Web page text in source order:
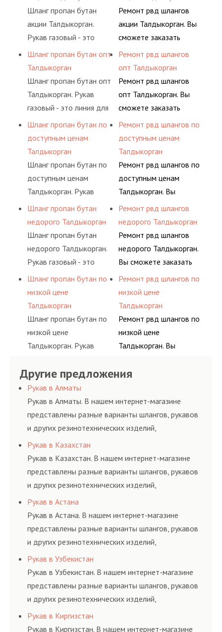
определенными
элементами системы.
различных типов
сжиженного газа
(кислород, аргон, метан,
ацетилен) между
определенными
элементами системы.
Шланг пропан бутан
акции Талдыкорган.
Рукав газовый - это
линия для подачи
сжатого воздуха и
различных типов
сжиженного газа
(кислород, аргон, метан,
ацетилен) между
определенными
элементами системы.
Шланг пропан бутан опт
Талдыкорган
Шланг пропан бутан опт
Талдыкорган. Рукав
газовый - это линия для
подачи сжатого
воздуха и различных
типов сжиженного газа
(кислород, аргон, метан,
пропан, бутан,
ацетилен) между
элементами системы.
Шланг пропан бутан по
доступным ценам
Талдыкорган
Шланг пропан бутан по
доступным ценам
Талдыкорган. Рукав
газовый - это линия для
подачи сжатого
воздуха и различных
типов сжиженного газа
(кислород, аргон, метан,
ацетилен) между
определенными
элементами системы.
Шланг пропан бутан
недорого Талдыкорган
Шланг пропан бутан
недорого Талдыкорган.
Рукав газовый - это
линия для подачи
сжатого воздуха и
различных типов
сжиженного газа
(кислород, аргон, метан,
пропан, бутан,
элементами системы.
Шланг пропан бутан по
низкой цене
Талдыкорган
Шланг пропан бутан по
низкой цене
Талдыкорган. Рукав
подачи сжатого
воздуха и различных
типов сжиженного газа
(кислород, аргон, метан,
пропан, бутан,
предприятия.
условиях
долговременного
комплексного
гидросистем Вашего
предприятия.
Ремонт рвд шлангов
акции Талдыкорган. Вы
сможете заказать
сервис РВД на разовой
основе либо на
условиях
долговременного
комплексного
гидросистем Вашего
предприятия.
Ремонт рвд шлангов
опт Талдыкорган
Ремонт рвд шлангов
опт Талдыкорган. Вы
сможете заказать
сервис РВД на разовой
основе либо на
условиях
долговременного
комплексного
обслуживания
предприятия.
Ремонт рвд шлангов по
доступным ценам
Талдыкорган
Ремонт рвд шлангов по
доступным ценам
Талдыкорган. Вы
сможете заказать
сервис РВД на разовой
основе либо на
условиях
долговременного
обслуживания
гидросистем Вашего
предприятия.
Ремонт рвд шлангов
недорого Талдыкорган
Ремонт рвд шлангов
недорого Талдыкорган.
Вы сможете заказать
сервис РВД на разовой
основе либо на
условиях
долговременного
комплексного
обслуживания
Ремонт рвд шлангов по
низкой цене
Талдыкорган
Ремонт рвд шлангов по
низкой цене
Талдыкорган. Вы
сервис РВД на разовой
условиях
долговременного
комплексного
Другие предложения
Рукав в Алматы
Рукав в Алматы. В нашем интернет-магазине
представлены разные варианты шлангов, рукавов
и других резинотехнических изделий,
соответствующих ГОСТам, техническим условиям
и нормативам.
Рукав в Казахстан
Рукав в Казахстан. В нашем интернет-магазине
представлены разные варианты шлангов, рукавов
и других резинотехнических изделий,
соответствующих ГОСТам, техническим условиям
и нормативам.
Рукав в Астана
Рукав в Астана. В нашем интернет-магазине
представлены разные варианты шлангов, рукавов
и других резинотехнических изделий,
соответствующих ГОСТам, техническим условиям
и нормативам.
Рукав в Узбекистан
Рукав в Узбекистан. В нашем интернет-магазине
представлены разные варианты шлангов, рукавов
и других резинотехнических изделий,
соответствующих ГОСТам, техническим условиям
и нормативам.
Рукав в Киргизстан
Рукав в Киргизстан. В нашем интернет-магазине